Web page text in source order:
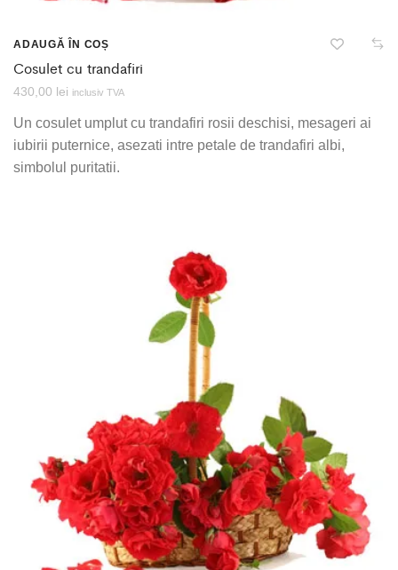
ADAUGĂ ÎN COȘ
Cosulet cu trandafiri
430,00 lei inclusiv TVA
Un cosulet umplut cu trandafiri rosii deschisi, mesageri ai
iubirii puternice, asezati intre petale de trandafiri albi,
simbolul puritatii.